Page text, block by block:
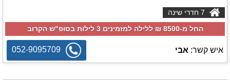
החל מ-‏8500 ₪ ללילה למזמינים 3 לילות בסופ"ש הקרוב
איש קשר: אבי 052-9095709